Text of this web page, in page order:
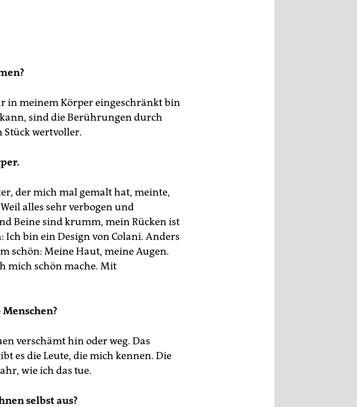
in meinem Körper eingeschränkt bin
sind die Berührungen durch
wertvoller.
der mich mal gemalt hat, meinte,
alles sehr verbogen und
Beine sind krumm, mein Rücken ist
bin ein Design von Colani. Anders
schön: Meine Haut, meine Augen.
mich schön mache. Mit
verschämt hin oder weg. Das
es die Leute, die mich kennen. Die
wie ich das tue.
selbst aus?